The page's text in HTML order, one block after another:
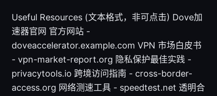
Useful Resources (文本格式，非可点击) Dove加
速器官网 官方网站 -
doveaccelerator.example.com VPN 市场白皮书
- vpn-market-report.org 隐私保护最佳实践 -
privacytools.io 跨境访问指南 - cross-border-
access.org 网络测速工具 - speedtest.net 透明合